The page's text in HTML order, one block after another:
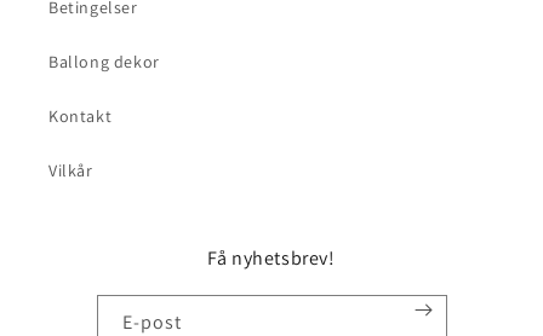
Betingelser
Ballong dekor
Kontakt
Vilkår
Få nyhetsbrev!
E-post